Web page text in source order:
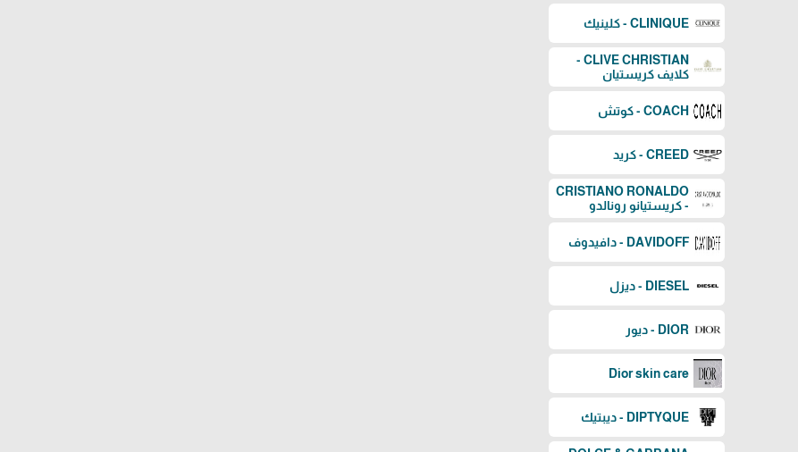
CLINIQUE - كلينيك
CLIVE CHRISTIAN -
كلايف كريستيان
COACH - كوتش
CREED - كريد
CRISTIANO RONALDO
- كريستيانو رونالدو
DAVIDOFF - دافيدوف
DIESEL - ديزل
DIOR - ديور
Dior skin care
DIPTYQUE - ديبتيك